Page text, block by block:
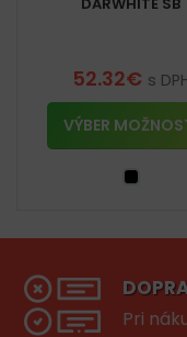
52.32€ s
VÝBER
Pri